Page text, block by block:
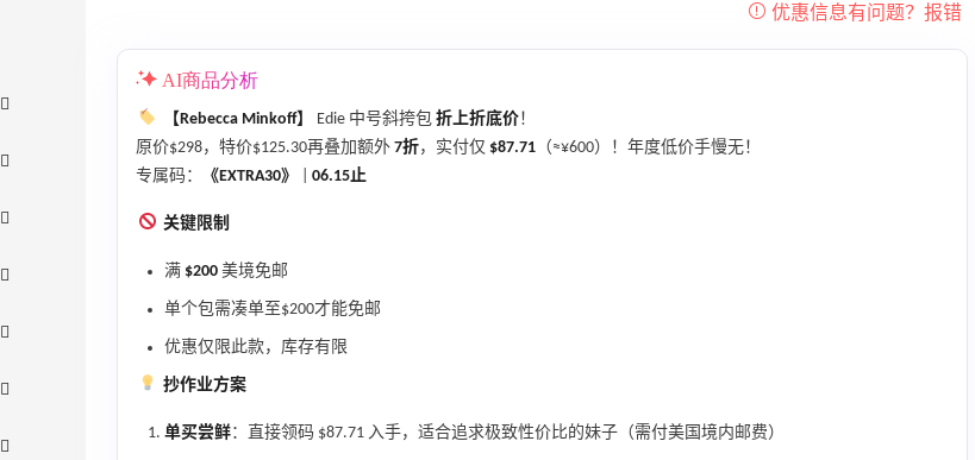
AI商品分析
【Rebecca Minkoff】 Edie 中号斜挎包 折上折底价！
原价$298，特价$125.30再叠加额外 7折，实付仅 $87.71 （≈¥600）！年度低价手慢无！
专属码：
《EXTRA30》 06.15止
关键限制
满 $200 美境免邮
单个包需凑单至$200才能免邮
优惠仅限此款，库存有限
抄作业方案
单买尝鲜：直接领码 $87.71 入手，适合追求极致性价比的妹子（需付美国境内邮费）